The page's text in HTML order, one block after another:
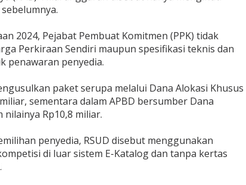
2024, Pejabat Pembuat Komitmen (PPK) tidak
Perkiraan Sendiri maupun spesifikasi teknis dan
penawaran penyedia.
paket serupa melalui Dana Alokasi Khusus
sementara dalam APBD bersumber Dana
nilainya Rp10,8 miliar.
penyedia, RSUD disebut menggunakan
di luar sistem E-Katalog dan tanpa kertas